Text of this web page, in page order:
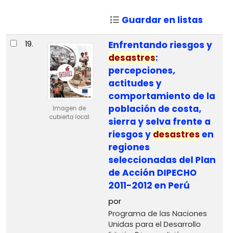
Guardar en listas
19.
Imagen de
cubierta local
Enfrentando riesgos y
desastres:
percepciones,
actitudes y
comportamiento de la
población de costa,
sierra y selva frente a
riesgos y desastres en
regiones
seleccionadas del Plan
de Acción DIPECHO
2011-2012 en Perú
por
Programa de las Naciones
Unidas para el Desarrollo